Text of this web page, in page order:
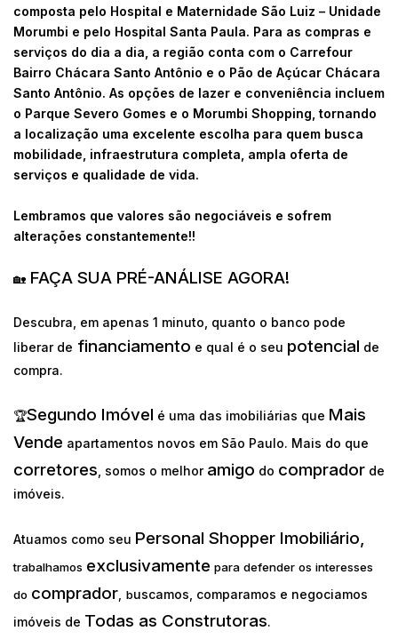
composta pelo Hospital e Maternidade São Luiz – Unidade
Morumbi e pelo Hospital Santa Paula. Para as compras e
serviços do dia a dia, a região conta com o Carrefour
Bairro Chácara Santo Antônio e o Pão de Açúcar Chácara
Santo Antônio. As opções de lazer e conveniência incluem
o Parque Severo Gomes e o Morumbi Shopping, tornando
a localização uma excelente escolha para quem busca
mobilidade, infraestrutura completa, ampla oferta de
serviços e qualidade de vida.
Lembramos que valores são negociáveis e sofrem
alterações constantemente!!
🏡 FAÇA SUA PRÉ-ANÁLISE AGORA!
Descubra, em apenas 1 minuto, quanto o banco pode
liberar de financiamento e qual é o seu potencial de
compra.
🏆Segundo Imóvel é uma das imobiliárias que Mais
Vende apartamentos novos em São Paulo. Mais do que
corretores , somos o melhor amigo do comprador de
imóveis.
Atuamos como seu Personal Shopper Imobiliário,
trabalhamos exclusivamente para defender os interesses
do comprador, buscamos, comparamos e negociamos
imóveis de Todas as Construtoras.